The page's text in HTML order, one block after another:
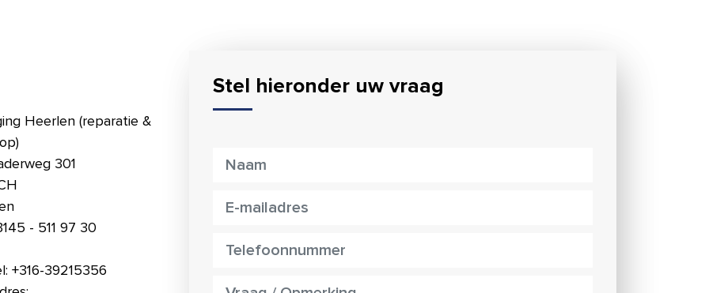
Heerlen (reparatie &
301
- 511 97 30
+316-39215356
Stel hieronder uw vraag